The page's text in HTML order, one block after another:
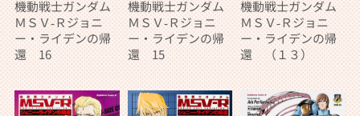
機動戦士ガンダム
ＭＳＶ‐Ｒジョニ
ー・ライデンの帰
還 16
機動戦士ガンダム
ＭＳＶ‐Ｒジョニ
ー・ライデンの帰
還 15
機動戦士ガンダム
ＭＳＶ‐Ｒジョニ
ー・ライデンの帰
還 （１３）